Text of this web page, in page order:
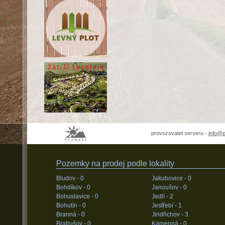
provozovatel serveru -
Pozemky na prodej podle lokality
Bludov - 0
Bohdíkov - 0
Bohuslavice - 0
Bohutín - 0
Branná - 0
Bratrušov - 0
Jakubovice - 0
Janoušov - 0
Jedlí - 2
Jestřebí - 1
Jindřichov - 3
Kamenná - 0